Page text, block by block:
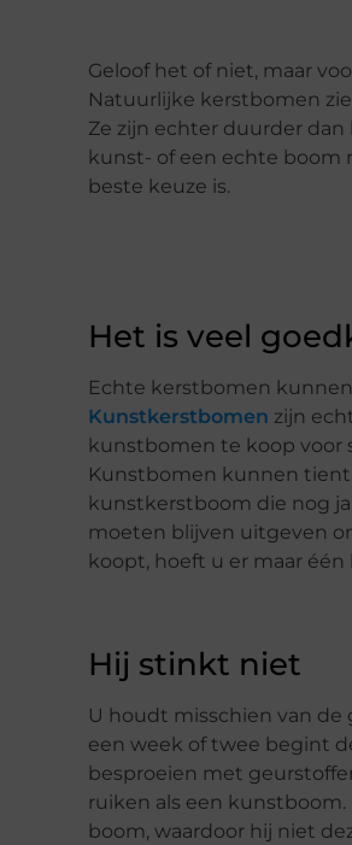
Geloof het of niet, maar
Natuurlijke kerstbomen
Ze zijn echter duurder
kunst- of een echte boom
beste keuze is.
Het is veel
Echte kerstbomen
Kunstkerstbomen zijn
kunstbomen te koop voor
Kunstbomen kunnen
kunstkerstboom die nog
moeten blijven uitgeven
koopt, hoeft u er maar
Hij stinkt niet
U houdt misschien van de
een week of twee begint
besproeien met
ruiken als een
boom, waardoor hij niet